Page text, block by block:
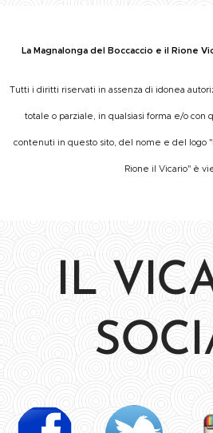
La Magnalonga del Boccaccio e il Rione
Tutti i diritti riservati in assenza di idonea
totale o parziale, in qualsiasi forma e/o con
contenuti in questo sito, del nome e del logo
Rione il Vicario" è
IL